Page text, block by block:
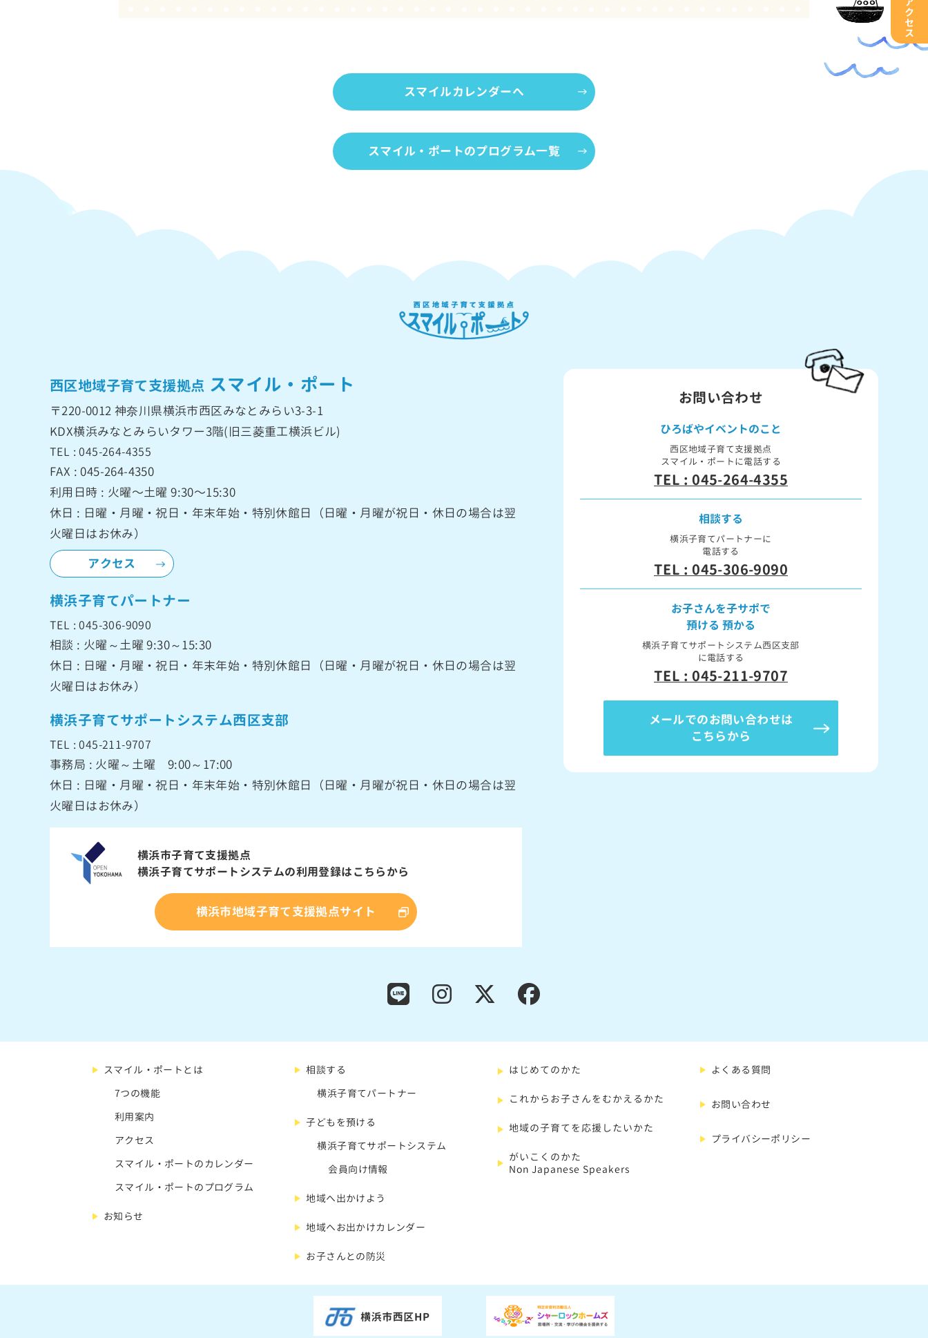
ク
セ
ス
スマイルカレンダーへ
スマイル・ポートのプログラム一覧
西区地域子育て支援拠点 スマイル・ポート
〒220-0012神奈川県横浜市西区みなとみらい3-3-1
KDX横浜みなとみらいタワー3階(旧三菱重工横浜ビル)
TEL : 045-264-4355
FAX : 045-264-4350
利用日時 : 火曜〜土曜 9:30〜15:30
休日 : 日曜・月曜・祝日・年末年始・特別休館日（日曜・月曜が祝日・休日の場合は翌
火曜日はお休み）
アクセス
横浜子育てパートナー
TEL : 045-306-9090
相談 : 火曜～土曜 9:30～15:30
休日 : 日曜・月曜・祝日・年末年始・特別休館日（日曜・月曜が祝日・休日の場合は翌
火曜日はお休み）
横浜子育てサポートシステム西区支部
TEL : 045-211-9707
事務局 : 火曜～土曜 9:00～17:00
休日 : 日曜・月曜・祝日・年末年始・特別休館日（日曜・月曜が祝日・休日の場合は翌
火曜日はお休み）
横浜市子育て支援拠点
横浜子育てサポートシステムの利用登録はこちらから
横浜市地域子育て支援拠点サイト
お問い合わせ
ひろばやイベントのこと
西区地域子育て支援拠点
スマイル・ポートに電話する
TEL : 045-264-4355
相談する
横浜子育てパートナーに
電話する
TEL : 045-306-9090
お子さんを子サポで
預ける 預かる
横浜子育てサポートシステム西区支部
に電話する
TEL : 045-211-9707
メールでのお問い合わせは
こちらから
はじめてのかた
これからお子さんをむかえるかた
地域の子育てを応援したいかた
がいこくのかた
Non Japanese Speakers
スマイル・ポートとは
7つの機能
利用案内
アクセス
スマイル・ポートのカレンダー
スマイル・ポートのプログラム
お知らせ
相談する
横浜子育てパートナー
子どもを預ける
横浜子育てサポートシステム
会員向け情報
地域へ出かけよう
地域へお出かけカレンダー
お子さんとの防災
よくある質問
お問い合わせ
プライバシーポリシー